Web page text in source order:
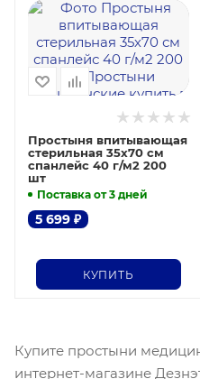
Простыня впитывающая
стерильная 35х70 см
спанлейс 40 г/м2 200
шт
Поставка от 3 дней
5 699 ₽
КУПИТЬ
Купите простыни
интернет-магазине